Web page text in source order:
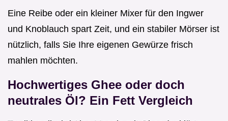
Eine Reibe oder ein kleiner Mixer für den Ingwer
und Knoblauch spart Zeit, und ein stabiler Mörser ist
nützlich, falls Sie Ihre eigenen Gewürze frisch
mahlen möchten.
Hochwertiges Ghee oder doch
neutrales Öl? Ein Fett Vergleich